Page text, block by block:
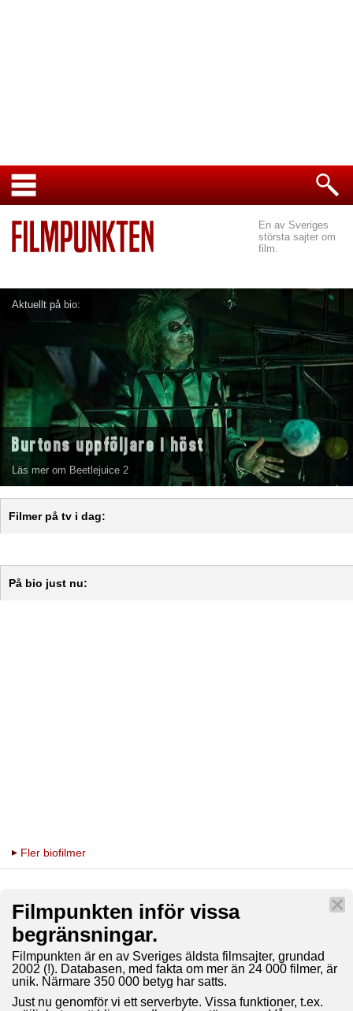
En av Sveriges
största sajter om
film.
Aktuellt på bio:
Burtons uppföljare i höst
Läs mer om Beetlejuice 2
Filmer på tv i dag:
På bio just nu:
Fler biofilmer
Filmpunkten inför vissa
begränsningar.
Filmpunkten är en av Sveriges äldsta filmsajter, grundad
2002 (!). Databasen, med fakta om mer än 24 000 filmer, är
unik. Närmare 350 000 betyg har satts.
Just nu genomför vi ett serverbyte. Vissa funktioner, t.ex.